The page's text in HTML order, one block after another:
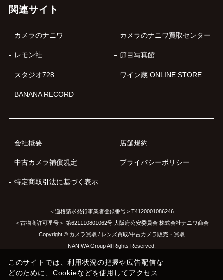
関連サイト
カメラのナニワ カメラのナニワ買取センター
レモン社 節目写真館
スタジオ728 ワイン蔵 ONLINE STORE
BANANA RECORD
会社概要 店舗規約
中古カメラ補償規定 プライバシーポリシー
特定商取引法に基づく表示
＜適格請求発行事業者登録番号＞T4120001086246
＜古物商許可番号＞ 第621110801062号 大阪府公安委員会 株式会社ナニワ商会
Copyright © カメラ買取 / レンズ買取/中古カメラ販売・買取
NANIWA Group All Rights Reserved.
このサイトでは、利用状況の把握や広告配信な
どのために、Cookieなどを使用してアクセス